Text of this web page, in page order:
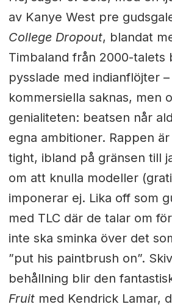
av Kanye West pre
College Dropout, blandat
Timbaland från 2000-talets
pysslade med indianflöjter
kommersiella saknas, men
genialiteten: beatsen når
egna ambitioner. Rappen
tight, ibland på gränsen till
om att knulla modeller
imponerar ej. Lika off som
med TLC där de talar om
inte ska sminka över det
”put his paintbrush on”.
behållning blir den
Fruitmed Kendrick Lamar,